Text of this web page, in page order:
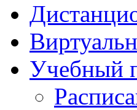
Учебный